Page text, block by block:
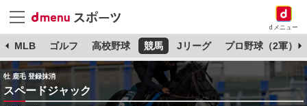
dメニュー
MLB ゴルフ 高校野球 競馬 Jリーグ プロ野球（2軍）
牡 鹿毛 登録抹消
スペードジャック